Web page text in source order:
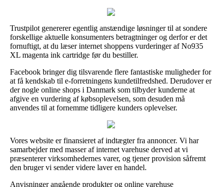
Trustpilot genererer egentlig anstændige løsninger til at sondere
forskellige aktuelle konsumenters betragtninger og derfor er det
fornuftigt, at du læser internet shoppens vurderinger af No935
XL magenta ink cartridge før du bestiller.
Facebook bringer dig tilsvarende flere fantastiske muligheder for
at få kendskab til e-forretningens kundetilfredshed. Derudover er
der nogle online shops i Danmark som tilbyder kunderne at
afgive en vurdering af købsoplevelsen, som desuden må
anvendes til at fornemme tidligere kunders oplevelser.
Vores website er finansieret af indtægter fra annoncer. Vi har
samarbejder med masser af internet varehuse derved at vi
præsenterer virksomhedernes varer, og tjener provision såfremt
den bruger vi sender videre laver en handel.
Anvisninger angående produkter og online varehuse